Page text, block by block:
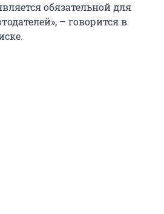
обязательной для
– говорится в